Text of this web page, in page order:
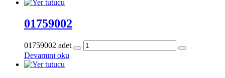
01759002
01759002 adet
Devamını oku